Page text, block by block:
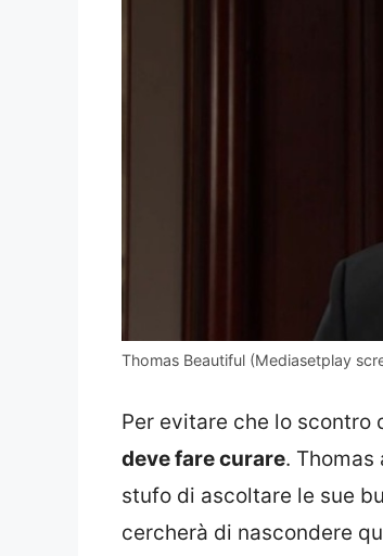
Thomas Beautiful (Mediasetplay
Per evitare che lo scontro
deve fare curare. Thomas
stufo di ascoltare le sue
cercherà di nascondere